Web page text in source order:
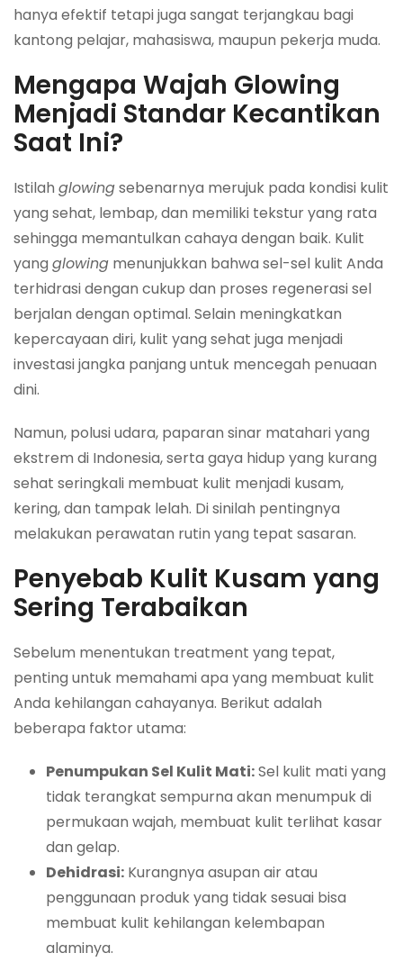
hanya efektif tetapi juga sangat terjangkau bagi
kantong pelajar, mahasiswa, maupun pekerja muda.
Mengapa Wajah Glowing
Menjadi Standar Kecantikan
Saat Ini?
Istilah glowingsebenarnya merujuk pada kondisi kulit
yang sehat, lembap, dan memiliki tekstur yang rata
sehingga memantulkan cahaya dengan baik. Kulit
yang glowing menunjukkan bahwa sel-sel kulit Anda
terhidrasi dengan cukup dan proses regenerasi sel
berjalan dengan optimal. Selain meningkatkan
kepercayaan diri, kulit yang sehat juga menjadi
investasi jangka panjang untuk mencegah penuaan
dini.
Namun, polusi udara, paparan sinar matahari yang
ekstrem di Indonesia, serta gaya hidup yang kurang
sehat seringkali membuat kulit menjadi kusam,
kering, dan tampak lelah. Di sinilah pentingnya
melakukan perawatan rutin yang tepat sasaran.
Penyebab Kulit Kusam yang
Sering Terabaikan
Sebelum menentukan treatment yang tepat,
penting untuk memahami apa yang membuat kulit
Anda kehilangan cahayanya. Berikut adalah
beberapa faktor utama:
Penumpukan Sel Kulit Mati:Sel kulit mati yang
tidak terangkat sempurna akan menumpuk di
permukaan wajah, membuat kulit terlihat kasar
dan gelap.
Dehidrasi: Kurangnya asupan air atau
penggunaan produk yang tidak sesuai bisa
membuat kulit kehilangan kelembapan
alaminya.